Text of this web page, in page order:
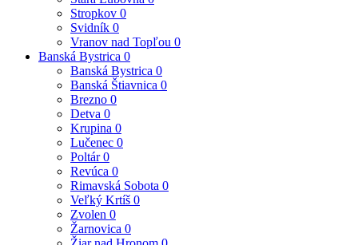
Stropkov 0
Svidník 0
Vranov nad Topľou 0
Banská Bystrica 0
Banská Bystrica 0
Banská Štiavnica 0
Brezno 0
Detva 0
Krupina 0
Lučenec 0
Poltár0
Revúca 0
Rimavská Sobota 0
Veľký Krtíš 0
Zvolen 0
Žarnovica 0